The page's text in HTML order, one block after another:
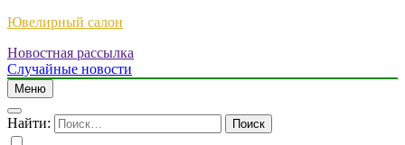
Ювелирный салон
Новостная рассылка
Случайные новости
Меню
Найти: